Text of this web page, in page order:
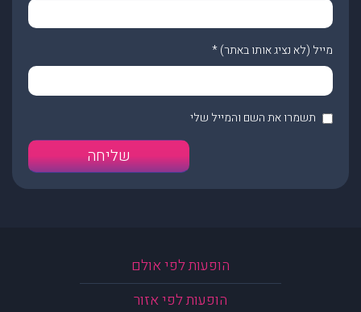
מייל (לא נציג אותו באתר)*
תשמרו את השם והמייל שלי
הופעות לפי אולם
הופעות לפי אזור